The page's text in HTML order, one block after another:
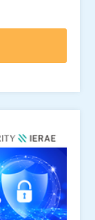
）」が2025
は、製品や
制度です。こ
ュリティレベ
は、自社の
争優位性を
公庁ビジネ
て求められる
ネスを左右す
企業では、
の整備とい
ない状況が散
難解さ、NIS
ことも、対
中で「セキ
まずは制度
、対応の第一
ません。そ
員会の委員
すく解説す
対応企業がつ
エが提供す
への対応支
商社やSIer
する絶好の機
何から手をつ